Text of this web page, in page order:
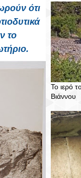
ότι
το
Το ιερό
Βιάννου